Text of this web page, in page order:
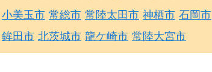
小美玉市 常総市 常陸太田市 神栖市 石岡市
鉾田市 北茨城市 龍ケ崎市 常陸大宮市